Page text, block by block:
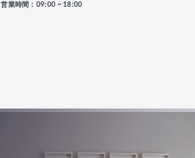
営業時間：09:00 ~ 18:00